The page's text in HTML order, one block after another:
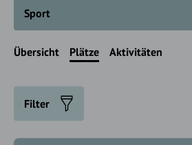
Sport
Übersicht Plätze Aktivitäten
Filter